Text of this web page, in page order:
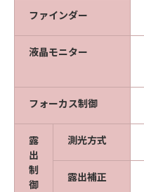
ファインダー
液晶モニター
フォーカス制御
露
出
制
御
測光方式
露出補正